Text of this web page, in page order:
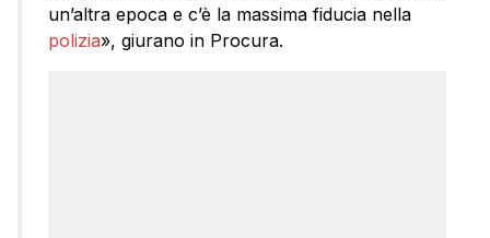
un’altra epoca e c’è la massima fiducia nella
polizia», giurano in Procura.